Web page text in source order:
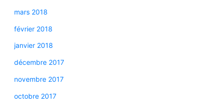
mars 2018
février 2018
janvier 2018
décembre 2017
novembre 2017
octobre 2017